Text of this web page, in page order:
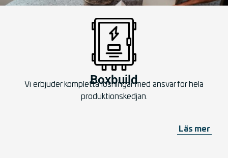
Boxbuild
Vi erbjuder kompletta lösningar med ansvar för hela
produktionskedjan.
Läs mer